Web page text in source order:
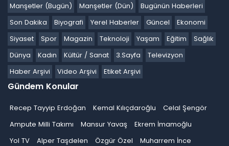
Manşetler (Bugün)
Manşetler (Dün)
Bugünün Haberleri
Son Dakika
Biyografi Yerel Haberler Güncel
Ekonomi
Siyaset
Spor Magazin Teknoloji Yaşam Eğitim
Sağlık
Dünya
Kadın Kültür / Sanat 3.Sayfa
Televizyon
Haber Arşivi
Video Arşivi Etiket Arşivi
Gündem Konular
Recep Tayyip Erdoğan Kemal Kılıçdaroğlu
Celal Şengör
Ampute Milli Takımı
Mansur Yavaş
Ekrem İmamoğlu
Yol TV
Alper Taşdelen Özgür Özel
Muharrem İnce